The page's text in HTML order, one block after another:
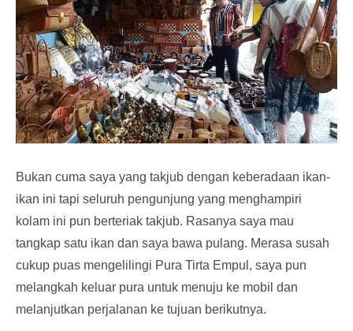
Bukan cuma saya yang takjub dengan keberadaan ikan-
ikan ini tapi seluruh pengunjung yang menghampiri
kolam ini pun berteriak takjub. Rasanya saya mau
tangkap satu ikan dan saya bawa pulang. Merasa susah
cukup puas mengelilingi Pura Tirta Empul, saya pun
melangkah keluar pura untuk menuju ke mobil dan
melanjutkan perjalanan ke tujuan berikutnya.